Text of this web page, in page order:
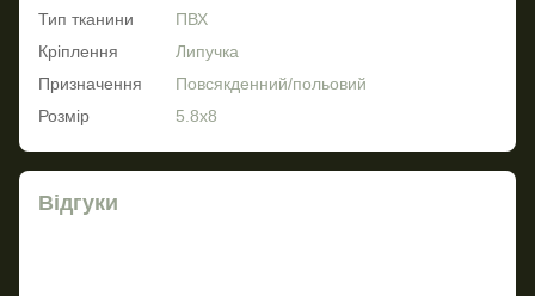
Тип тканини
ПВХ
Кріплення
Липучка
Призначення
Повсякденний/польовий
Розмір
5.8х8
Відгуки